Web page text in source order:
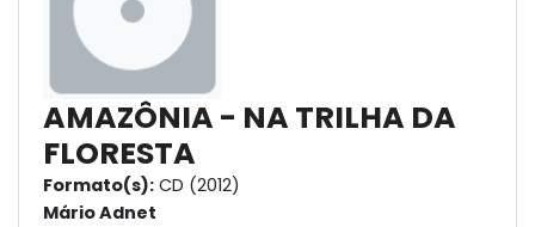
AMAZÔNIA - NA TRILHA DA
FLORESTA
Formato(s): CD (2012)
Mário Adnet